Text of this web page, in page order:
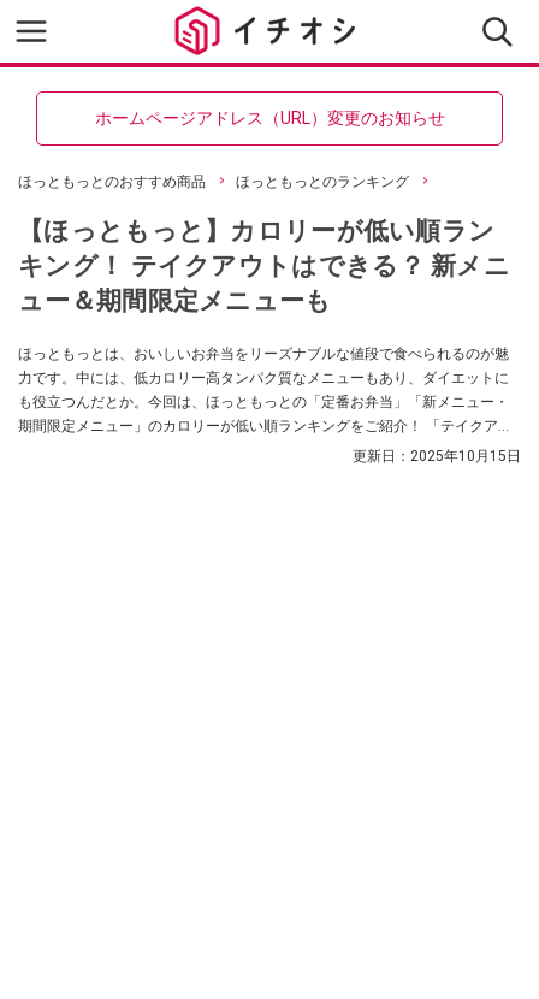
ホームページアドレス（URL）変更のお知らせ
ほっともっとのおすすめ商品 ほっともっとのランキング
【ほっともっと】カロリーが低い順ラン
キング！ テイクアウトはできる？ 新メニ
ュー＆期間限定メニューも
ほっともっとは、おいしいお弁当をリーズナブルな値段で食べられるのが魅
力です。中には、低カロリー高タンパク質なメニューもあり、ダイエットに
も役立つんだとか。今回は、ほっともっとの「定番お弁当」「新メニュー・
期間限定メニュー」のカロリーが低い順ランキングをご紹介！ 「テイクアウ
トできる？」「カロリー表はある？」など、気になる疑問もまとめました。
更新日： 2025年10月15日